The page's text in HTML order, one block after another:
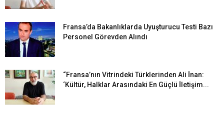
Fransa’da Bakanlıklarda Uyuşturucu Testi Bazı
Personel Görevden Alındı
“Fransa’nın Vitrindeki Türklerinden Ali İnan:
‘Kültür, Halklar Arasındaki En Güçlü İletişim...